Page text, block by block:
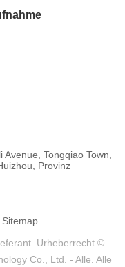
Tongqiao Town,
Provinz
Sitemap
Urheberrecht ©
Co., Ltd. - Alle. Alle